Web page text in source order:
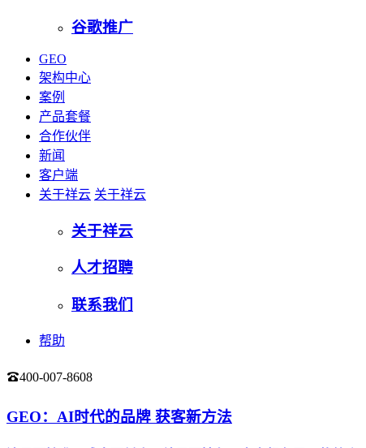
谷歌推广
GEO
架构中心
案例
产品套餐
合作伙伴
新闻
客户端
关于祥云 关于祥云
关于祥云
人才招聘
联系我们
帮助
400-007-8608
GEO：AI时代的品牌 获客新方法